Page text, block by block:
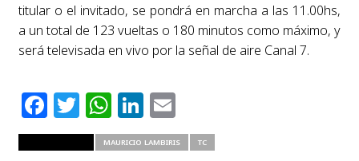
titular o el invitado, se pondrá en marcha a las 11.00hs,
a un total de 123 vueltas o 180 minutos como máximo, y
será televisada en vivo por la señal de aire Canal 7.
Facebook
Twitter
WhatsApp
LinkedIn
Email
MAURICIO LAMBIRIS TC